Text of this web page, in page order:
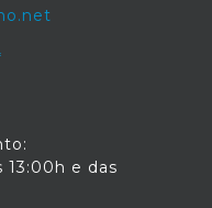
13:00h e das